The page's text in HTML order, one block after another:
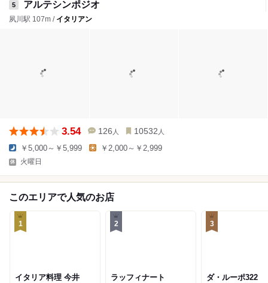
5 アルテシンポジオ
夙川駅 107m / イタリアン
3.54 126 人 10532 人
￥5,000～￥5,999 ￥2,000～￥2,999
火曜日
このエリアで人気のお店
1
イタリア料理 今井
2
ラッフィナート
3
ダ・ルーポ322